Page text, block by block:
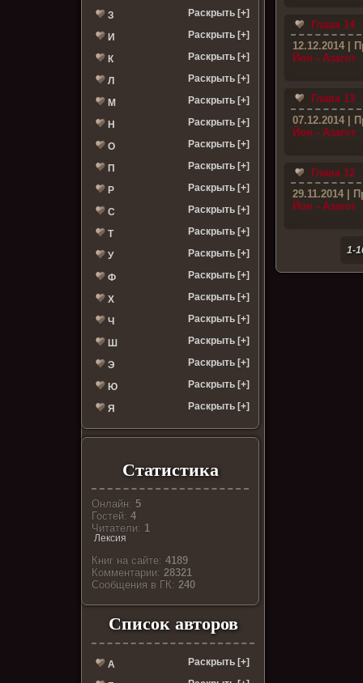
З Раскрыть [+]
И Раскрыть [+]
К Раскрыть [+]
Л Раскрыть [+]
М Раскрыть [+]
Н Раскрыть [+]
О Раскрыть [+]
П Раскрыть [+]
Р Раскрыть [+]
С Раскрыть [+]
Т Раскрыть [+]
У Раскрыть [+]
Ф Раскрыть [+]
Х Раскрыть [+]
Ч Раскрыть [+]
Ш Раскрыть [+]
Э Раскрыть [+]
Ю Раскрыть [+]
Я Раскрыть [+]
Статистика
Онлайн: 5
Гостей:4
Читатели: 1
Лексия
Книг на сайте:4189
Комментарии:28321
Cообщения в ГК:240
Список авторов
А Раскрыть [+]
Глава 14
12.12.2014 |
Йон - Азагот
Глава 13
07.12.2014 |
Йон - Азагот
Глава 12
29.11.2014 |
Йон - Азагот
1-